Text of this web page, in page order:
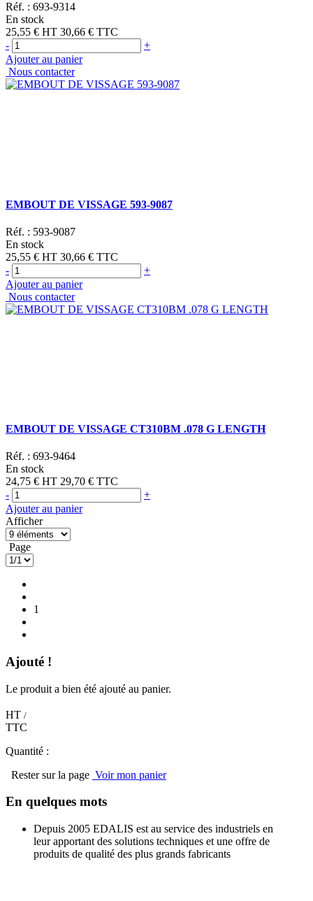
Réf. : 693-9314
En stock
25,55 € HT 30,66 € TTC
-
+
Ajouter au panier
Nous contacter
EMBOUT DE VISSAGE 593-9087
Réf. : 593-9087
En stock
25,55 € HT 30,66 € TTC
-
+
Ajouter au panier
Nous contacter
EMBOUT DE VISSAGE CT310BM .078 G LENGTH
Réf. : 693-9464
En stock
24,75 € HT 29,70 € TTC
-
+
Ajouter au panier
Afficher
Page
1
Ajouté !
Le produit a bien été ajouté au panier.
HT /
TTC
Quantité :
Rester sur la page Voir mon panier
En quelques mots
Depuis 2005 EDALIS est au service des industriels en
leur apportant des solutions techniques et une offre de
produits de qualité des plus grands fabricants